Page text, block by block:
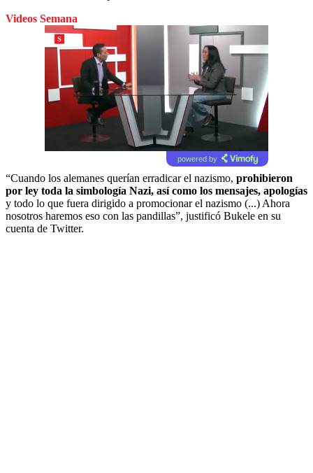
Videos Semana
powered by
“Cuando los alemanes querían erradicar el nazismo, prohibieron
por ley toda la simbología Nazi, así como los mensajes, apologías
y todo lo que fuera dirigido a promocionar el nazismo (...) Ahora
nosotros haremos eso con las pandillas”, justificó Bukele en su
cuenta de Twitter.